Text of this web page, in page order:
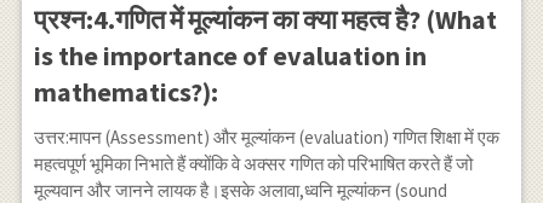
प्रश्न:4.गणित में मूल्यांकन का क्या महत्व है? (What
is the importance of evaluation in
mathematics?):
उत्तर:मापन (Assessment) और मूल्यांकन (evaluation) गणित शिक्षा में एक
महत्वपूर्ण भूमिका निभाते हैं क्योंकि वे अक्सर गणित को परिभाषित करते हैं जो
मूल्यवान और जानने लायक है।इसके अलावा,ध्वनि मूल्यांकन (sound